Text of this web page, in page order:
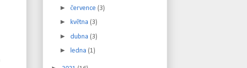
► července (3)
► května (3)
► dubna (3)
► ledna (1)